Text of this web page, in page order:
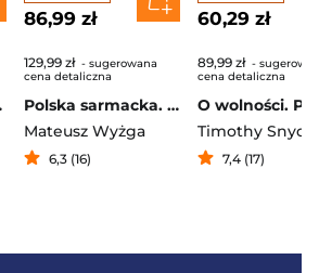
świata
86,99 zł
129,99 zł - sugerowana
cena detaliczna
Polska sarmacka. Historia zwykłych ludzi
Mateusz Wyżga
6,3 (16)
60,29 zł
89,99 zł -
cena detaliczna
Timothy
7,4 (17)